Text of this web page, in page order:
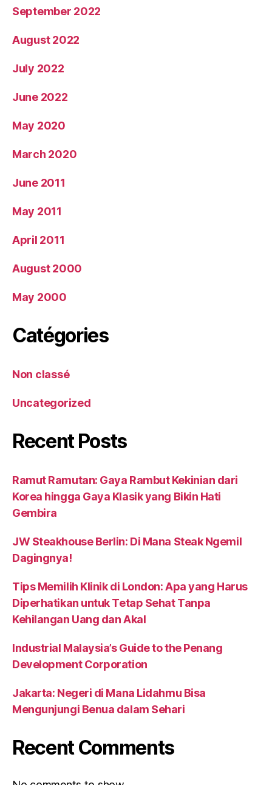
September 2022
August 2022
July 2022
June 2022
May 2020
March 2020
June 2011
May 2011
April 2011
August 2000
May 2000
Catégories
Non classé
Uncategorized
Recent Posts
Ramut Ramutan: Gaya Rambut Kekinian dari
Korea hingga Gaya Klasik yang Bikin Hati
Gembira
JW Steakhouse Berlin: Di Mana Steak Ngemil
Dagingnya!
Tips Memilih Klinik di London: Apa yang Harus
Diperhatikan untuk Tetap Sehat Tanpa
Kehilangan Uang dan Akal
Industrial Malaysia’s Guide to the Penang
Development Corporation
Jakarta: Negeri di Mana Lidahmu Bisa
Mengunjungi Benua dalam Sehari
Recent Comments